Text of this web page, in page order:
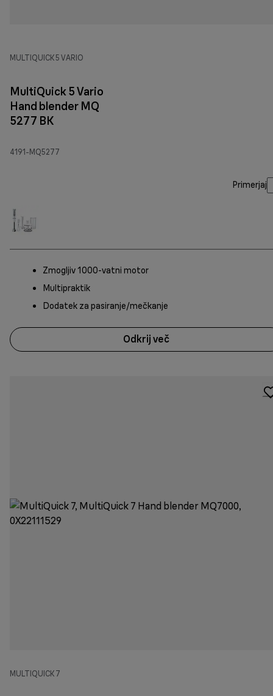
MULTIQUICK 5 VARIO
MultiQuick 5 Vario
Hand blender MQ
5277 BK
4191-MQ5277
Primerjaj
Zmogljiv 1000-vatni motor
Multipraktik
Dodatek za pasiranje/mečkanje
Odkrij več
MULTIQUICK 7